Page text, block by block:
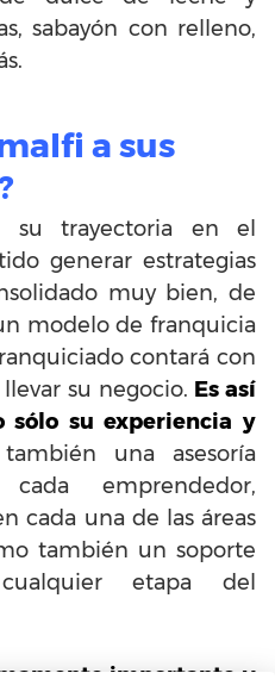
sabayón con relleno,
a sus
su trayectoria en el
generar estrategias
muy bien, de
modelo de franquicia
contará con
su negocio. Es así
su experiencia y
una asesoría
emprendedor,
cada una de las áreas
también un soporte
etapa del
importante y